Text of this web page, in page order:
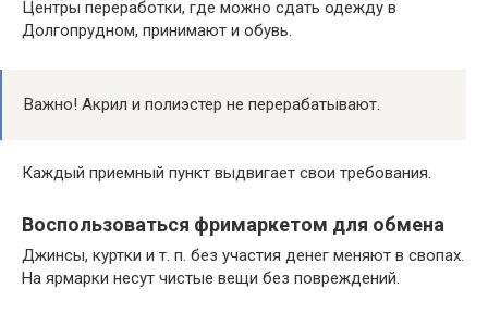
Центры переработки, где можно сдать одежду в
Долгопрудном, принимают и обувь.
Важно! Акрил и полиэстер не перерабатывают.
Каждый приемный пункт выдвигает свои требования.
Воспользоваться фримаркетом для обмена
Джинсы, куртки и т. п. без участия денег меняют в свопах.
На ярмарки несут чистые вещи без повреждений.